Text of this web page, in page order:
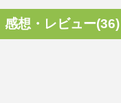
感想・レビュー(36)